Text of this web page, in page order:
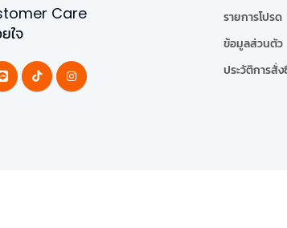
Care
ใจ
รายการโปรด
ข้อมูลส่วนตัว
ประวัติการสั่